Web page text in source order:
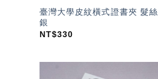
臺灣大學皮紋橫式證書夾 髮絲
銀
NT$330